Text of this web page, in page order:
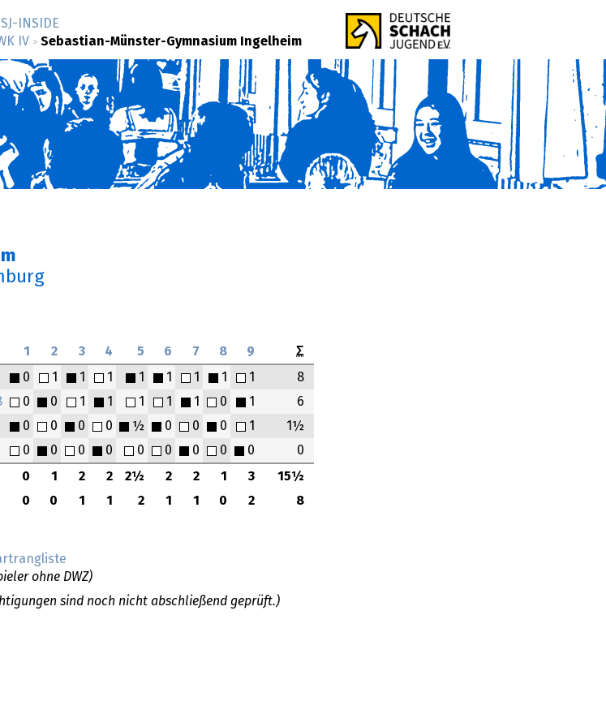
­INSIDE
IV > Sebastian-Münster-Gymnasium Ingelheim
1 2 3 4 5 6 7 8 9 Σ
0 1 2 2 2½ 2 2 1 3
15½
0 0 1 1 2 1 1 0 2 8
0 1 1 1 1 1 1 1 1
8
0 0 1 1 1 1 1 0 1
6
0 0 0 0 ½ 0 0 0 1
1½
0 0 0 0 0 0 0 0 0 0
ohne DWZ)
sind noch nicht abschließend geprüft.)